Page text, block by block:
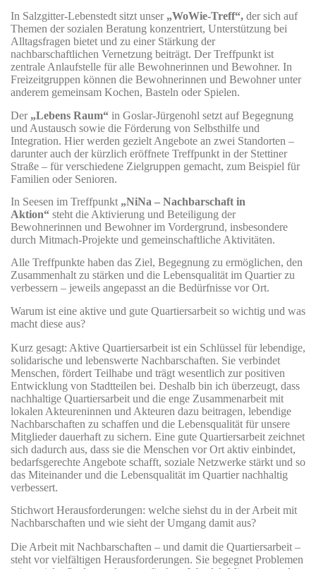
In Salzgitter-Lebenstedt sitzt unser „WoWie-Treff“, der sich auf
Themen der sozialen Beratung konzentriert, Unterstützung bei
Alltagsfragen bietet und zu einer Stärkung der
nachbarschaftlichen Vernetzung beiträgt. Der Treffpunkt ist
zentrale Anlaufstelle für alle Bewohnerinnen und Bewohner. In
Freizeitgruppen können die Bewohnerinnen und Bewohner unter
anderem gemeinsam Kochen, Basteln oder Spielen.
Der „Lebens Raum“ in Goslar-Jürgenohl setzt auf Begegnung
und Austausch sowie die Förderung von Selbsthilfe und
Integration. Hier werden gezielt Angebote an zwei Standorten –
darunter auch der kürzlich eröffnete Treffpunkt in der Stettiner
Straße ­– für verschiedene Zielgruppen gemacht, zum Beispiel für
Familien oder Senioren.
In Seesen im Treffpunkt „NiNa – Nachbarschaft in
Aktion“ steht die Aktivierung und Beteiligung der
Bewohnerinnen und Bewohner im Vordergrund, insbesondere
durch Mitmach-Projekte und gemeinschaftliche Aktivitäten.
Alle Treffpunkte haben das Ziel, Begegnung zu ermöglichen, den
Zusammenhalt zu stärken und die Lebensqualität im Quartier zu
verbessern – jeweils angepasst an die Bedürfnisse vor Ort.
Warum ist eine aktive und gute Quartiersarbeit so wichtig und was
macht diese aus?
Kurz gesagt: Aktive Quartiersarbeit ist ein Schlüssel für lebendige,
solidarische und lebenswerte Nachbarschaften. Sie verbindet
Menschen, fördert Teilhabe und trägt wesentlich zur positiven
Entwicklung von Stadtteilen bei. Deshalb bin ich überzeugt, dass
nachhaltige Quartiersarbeit und die enge Zusammenarbeit mit
lokalen Akteureninnen und Akteuren dazu beitragen, lebendige
Nachbarschaften zu schaffen und die Lebensqualität für unsere
Mitglieder dauerhaft zu sichern. Eine gute Quartiersarbeit zeichnet
sich dadurch aus, dass sie die Menschen vor Ort aktiv einbindet,
bedarfsgerechte Angebote schafft, soziale Netzwerke stärkt und so
das Miteinander und die Lebensqualität im Quartier nachhaltig
verbessert.
Stichwort Herausforderungen: welche siehst du in der Arbeit mit
Nachbarschaften und wie sieht der Umgang damit aus?
Die Arbeit mit Nachbarschaften – und damit die Quartiersarbeit –
steht vor vielfältigen Herausforderungen. Sie begegnet Problemen